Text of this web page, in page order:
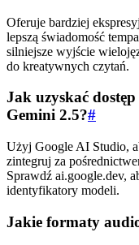
Oferuje bardziej
lepszą świadomość
silniejsze wyjście
do kreatywnych czytań.
Jak uzyskać
Gemini 2.5?#
Użyj Google AI Studio,
zintegruj za
Sprawdź ai.google.dev,
identyfikatory modeli.
Jakie formaty